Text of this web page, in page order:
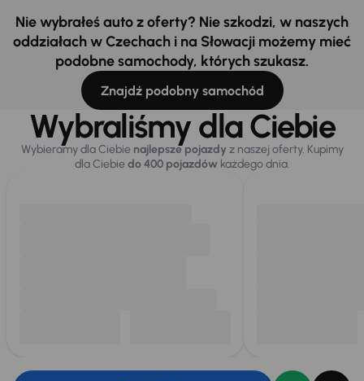
Nie wybrałeś auto z oferty? Nie szkodzi, w naszych
oddziałach w Czechach i na Słowacji możemy mieć
podobne samochody, których szukasz.
Znajdź podobny samochód
Wybraliśmy dla Ciebie
Wybieramy dla Ciebie najlepsze pojazdy z naszej oferty. Kupimy
dla Ciebiedo 400 pojazdówkażdego dnia.